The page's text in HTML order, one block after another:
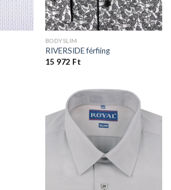
BODYSLIM
RIVERSIDE férfiing
15 972 Ft